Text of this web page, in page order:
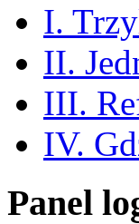
I.
II.
III.
IV.
Panel